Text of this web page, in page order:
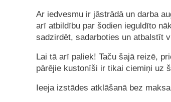
Ar iedvesmu ir jāstrādā un darba
arī atbildību par šodien ieguldīto
sadzirdēt, sadarboties un atbalstīt
Lai tā arī paliek! Taču šajā reizē,
pārējie kustonīši ir tikai ciemiņi uz
Ieeja izstādes atklāšanā bez